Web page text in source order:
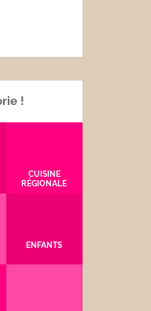
!
CUISINE
RÉGIONALE
ENFANTS